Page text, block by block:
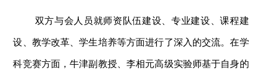
双方与会人员就师资队伍建设、专业建设、课程建
设、教学改革、学生培养等方面进行了深入的交流。在学
科竞赛方面，牛津副教授、李相元高级实验师基于自身的